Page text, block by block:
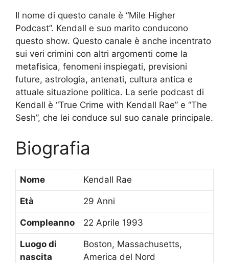
Il nome di questo canale è “Mile Higher
Podcast”. Kendall e suo marito conducono
questo show. Questo canale è anche incentrato
sui veri crimini con altri argomenti come la
metafisica, fenomeni inspiegati, previsioni
future, astrologia, antenati, cultura antica e
attuale situazione politica. La serie podcast di
Kendall è “True Crime with Kendall Rae” e “The
Sesh”, che lei conduce sul suo canale principale.
Biografia
Nome Kendall Rae
Età 29 Anni
Compleanno 22 Aprile 1993
Luogo di
nascita
Boston, Massachusetts,
America del Nord